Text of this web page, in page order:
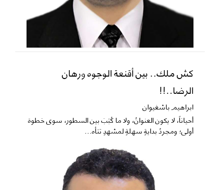
كش ملك.. بين أقنعة الوجوه ورهان
الرضا..!!
ابراهيم باشغيوان
​أحياناً، لا يكون العنوانُ، ولا ما كُتِبَ بين السطور، سوى خطوة
أولى؛ ومجردُ بدايةٍ سهلةٍ لمشهدٍ تتأه...